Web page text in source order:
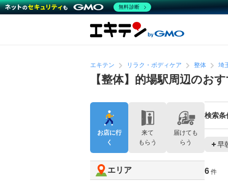
エキテン リラク・ボディケア 整体 埼
【整体】的場駅周辺のお
検索条
早
6 件
お店に行
く
来て
もらう
届けても
らう
エリア
無料診断